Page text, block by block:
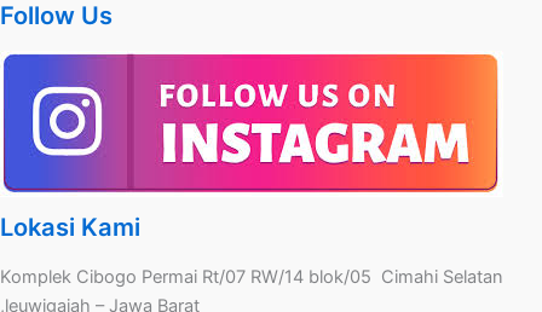
Follow Us
Lokasi Kami
Komplek Cibogo Permai Rt/07 RW/14 blok/05 Cimahi Selatan
,leuwigajah – Jawa Barat